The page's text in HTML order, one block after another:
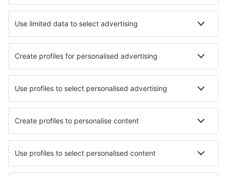
Transfer
Sevärdheter
Sportevenemang
Läs mer
Mobilapp
Flygbolag
SAS
Ryanair
Lufthansa
Norwegian
WizzAir